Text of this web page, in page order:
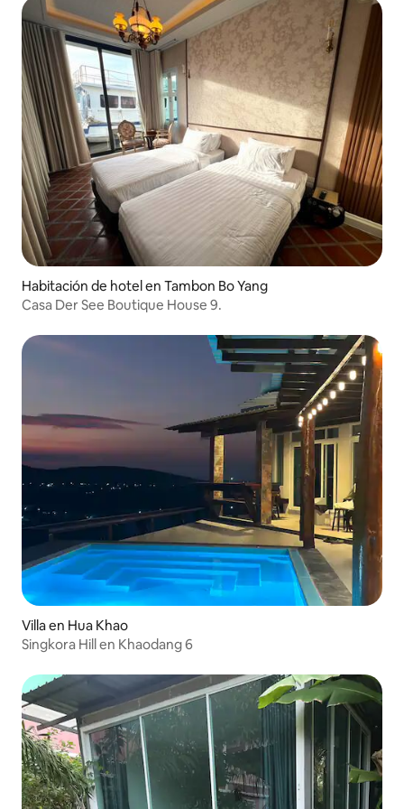
Habitación de hotel en Tambon Bo Yang
Casa Der See Boutique House 9.
Villa en Hua Khao
Singkora Hill en Khaodang 6